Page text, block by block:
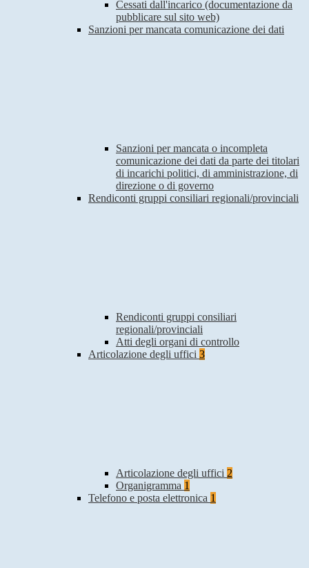
Cessati dall'incarico (documentazione da
pubblicare sul sito web)
Sanzioni per mancata comunicazione dei dati
Sanzioni per mancata o incompleta
comunicazione dei dati da parte dei titolari
di incarichi politici, di amministrazione, di
direzione o di governo
Rendiconti gruppi consiliari regionali/provinciali
Rendiconti gruppi consiliari
regionali/provinciali
Atti degli organi di controllo
Articolazione degli uffici 3
Articolazione degli uffici 2
Organigramma 1
Telefono e posta elettronica 1